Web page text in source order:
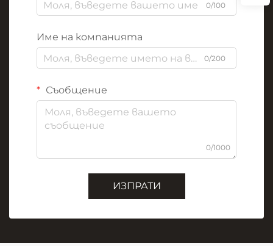
0/100
Име на компанията
0/200
Съобщение
0/1000
ИЗПРАТИ